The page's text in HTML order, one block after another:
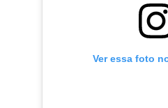
Ver essa foto